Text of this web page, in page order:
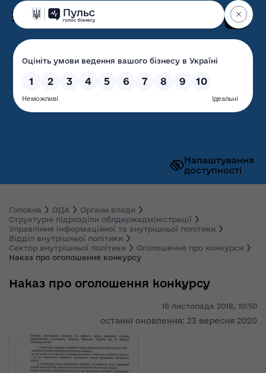
Налаштування
доступності
Волинська обласна
державна адміністрація
Головна ОДА
Органи влади
Структурні підрозділи облдержадміністрації
Управління інформаційної та внутрішньої політики
Відділ внутрішньої політики
Сектор внутрішньої політики
Оголошення про конкурси
Наказ про оголошення конкурсу
16 листопада 2018, 10:50
останні оновлення: 23 вересня 2020
Наказ про оголошення конкурсу